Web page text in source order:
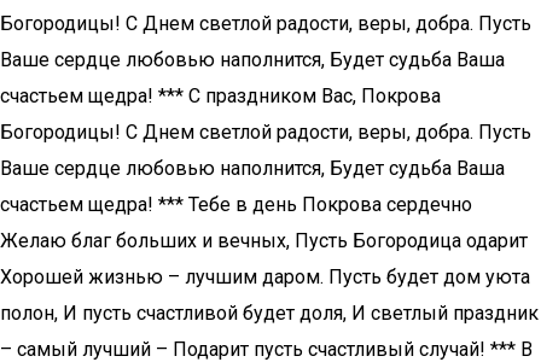
Богородицы! С Днем светлой радости, веры, добра. Пусть
Ваше сердце любовью наполнится, Будет судьба Ваша
счастьем щедра! *** С праздником Вас, Покрова
Богородицы! С Днем светлой радости, веры, добра. Пусть
Ваше сердце любовью наполнится, Будет судьба Ваша
счастьем щедра! *** Тебе в день Покрова сердечно
Желаю благ больших и вечных, Пусть Богородица одарит
Хорошей жизнью – лучшим даром. Пусть будет дом уюта
полон, И пусть счастливой будет доля, И светлый праздник
– самый лучший – Подарит пусть счастливый случай! *** В